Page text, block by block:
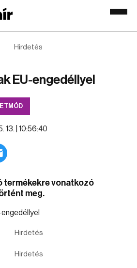
Hirdetés
EU-engedéllyel
13. | 10:56:40
termékekre vonatkozó
meg.
Hirdetés
Hirdetés